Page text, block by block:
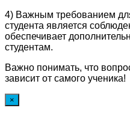
4) Важным требованием
студента является
обеспечивает
студентам.
Важно понимать, что
зависит от самого ученика!
×